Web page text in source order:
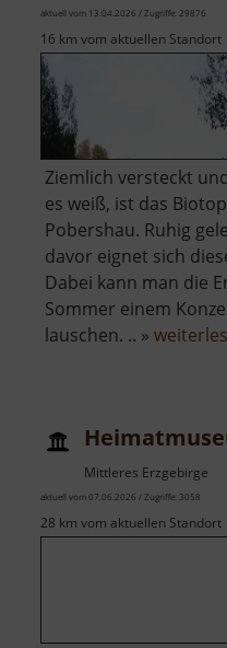
aktuell vom 13.04.2026 / Zugriffe: 29876
16 km vom aktuellen Standort
Ziemlich versteckt
es weiß, ist das
Pobershau. Ruhig
davor eignet sich
Dabei kann man die
Sommer einem
lauschen. .. »
Mittleres Erzgebirge
aktuell vom 07.06.2026 / Zugriffe: 3058
28 km vom aktuellen Standort